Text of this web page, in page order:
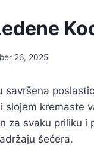
26, 2025
savršena
slojem kremaste
za svaku priliku i
šećera.